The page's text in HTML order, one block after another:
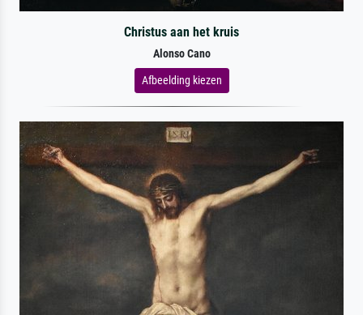
Christus aan het kruis
Alonso Cano
Afbeelding kiezen